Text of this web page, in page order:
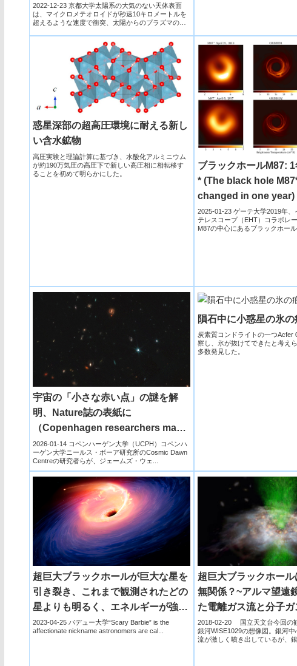
2022-12-23 京都大学太陽系の大気のない天体表面
は、マイクロメテオロイドが秒速10キロメートルを
超えるような速度で衝突、太陽からのプラズマの流
惑星深部の超高圧環境に耐える新し
い含水鉱物
高圧実験と理論計算に基づき、水酸化アルミニウム
が約190万気圧の高圧下で新しい高圧相に相転移す
ることを初めて明らかにした。
ブラックホールM87:
* (The black hole
changed in one year)
2025-01-23 ゲーテ大学2019年、
テレスコープ（EHT）コラボレ
M87の中心にあるブラックホー
宇宙の「小さな赤い点」の謎を解
明、Nature誌の表紙に
（Copenhagen researchers make
the front page of Nature: Solving
the mystery of the universe’s ‘little
red dots’）
2026-01-14 コペンハーゲン大学（UCPH）コペンハ
ーゲン大学ニールス・ボーア研究所のCosmic Dawn
Centreの研究者らが、ジェームズ・ウェ...
隕石中に小惑星の氷
炭素質コンドライトの一つAcfer
察し、氷が抜けてできたと考え
多数発見した。
超巨大ブラックホールが巨大な星を
引き裂き、これまで観測されたどの
星よりも明るく、エネルギーが強
く、長く続くことを発見
2023-04-25 パデュー大学“Scary Barbie” is the
affectionate nickname astronomers are cal...
超巨大ブラックホール
無関係？~アルマ望遠
た電離ガス流と分子
係~
2018-02-20 国立天文台今回の
銀河WISE1029の想像図。銀河
流が激しく噴き出しているが、